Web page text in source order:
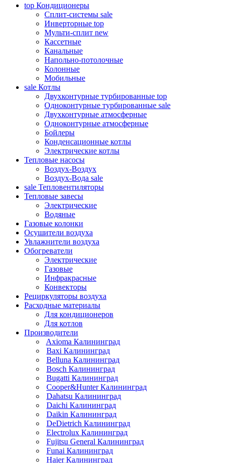
top Кондиционеры
Сплит-системы sale
Инверторные top
Мульти-сплит new
Кассетные
Канальные
Напольно-потолочные
Колонные
Мобильные
sale Котлы
Двухконтурные турбированные top
Одноконтурные турбированные sale
Двухконтурные атмосферные
Одноконтурные атмосферные
Бойлеры
Конденсационные котлы
Электрические котлы
Тепловые насосы
Воздух-Воздух
Воздух-Вода sale
sale Тепловентиляторы
Тепловые завесы
Электрические
Водяные
Газовые колонки
Осушители воздуха
Увлажнители воздуха
Обогреватели
Электрические
Газовые
Инфракрасные
Конвекторы
Рециркуляторы воздуха
Расходные материалы
Для кондиционеров
Для котлов
Производители
Axioma Калининград
Baxi Калининград
Belluna Калининград
Bosch Калининград
Bugatti Калининград
Cooper&Hunter Калининград
Dahatsu Калининград
Daichi Калининград
Daikin Калининград
DeDietrich Калининград
Electrolux Калининград
Fujitsu General Калининград
Funai Калининград
Haier Калининград